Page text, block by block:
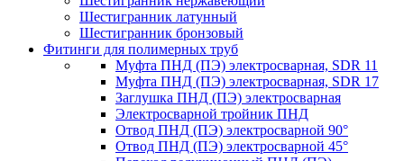
Шестигранник латунный
Шестигранник бронзовый
Фитинги для полимерных труб
Муфта ПНД (ПЭ) электросварная, SDR 11
Муфта ПНД (ПЭ) электросварная, SDR 17
Заглушка ПНД (ПЭ) электросварная
Электросварной тройник ПНД
Отвод ПНД (ПЭ) электросварной 90°
Отвод ПНД (ПЭ) электросварной 45°